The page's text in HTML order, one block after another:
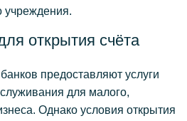
учреждения.
открытия счёта
предоставляют услуги
для малого,
Однако условия открытия